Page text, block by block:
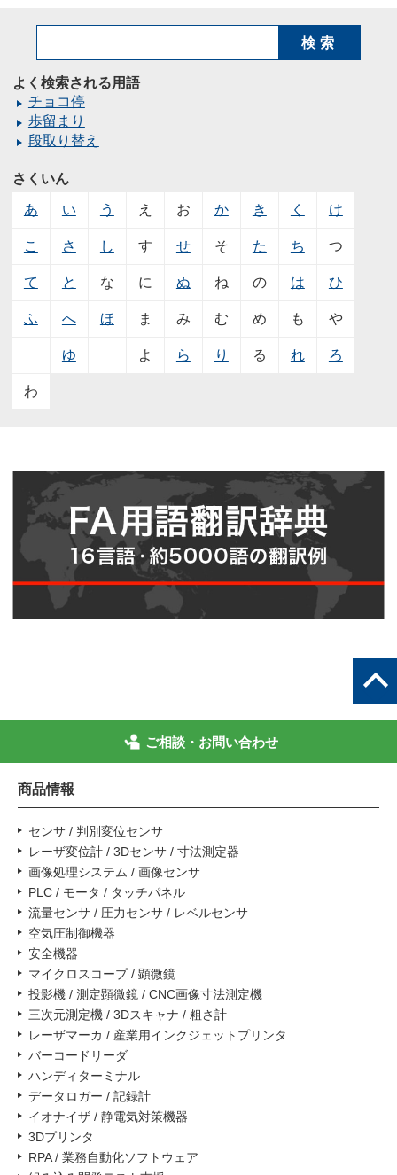
検索
よく検索される用語
チョコ停
歩留まり
段取り替え
さくいん
あ い う え お か き く け
こ さ し す せ そ た ち つ
て と な に ぬ ね の は ひ
ふ へ ほ ま み む め も や
ゆ よ ら り る れ ろ
わ
ご相談・お問い合わせ
商品情報
センサ / 判別変位センサ
レーザ変位計 / 3Dセンサ / 寸法測定器
画像処理システム / 画像センサ
PLC / モータ / タッチパネル
流量センサ / 圧力センサ / レベルセンサ
空気圧制御機器
安全機器
マイクロスコープ / 顕微鏡
投影機 / 測定顕微鏡 / CNC画像寸法測定機
三次元測定機 / 3Dスキャナ / 粗さ計
レーザマーカ / 産業用インクジェットプリンタ
バーコードリーダ
ハンディターミナル
データロガー / 記録計
イオナイザ / 静電気対策機器
3Dプリンタ
RPA / 業務自動化ソフトウェア